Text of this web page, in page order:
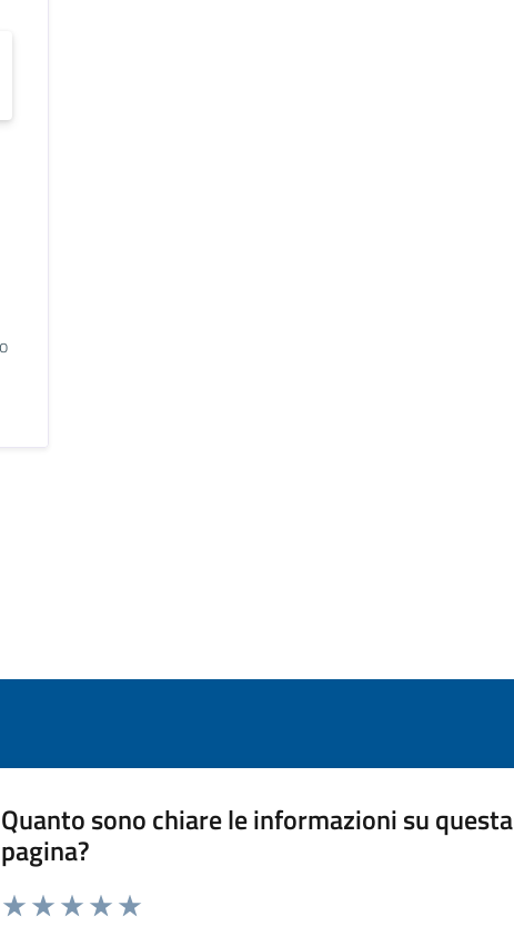
Quanto sono chiare le informazioni su questa
pagina?
Valuta da 1 a 5 stelle la pagina